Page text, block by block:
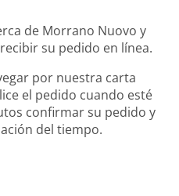
de Morrano Nuovo y
su pedido en línea.
por nuestra carta
el pedido cuando esté
confirmar su pedido y
del tiempo.